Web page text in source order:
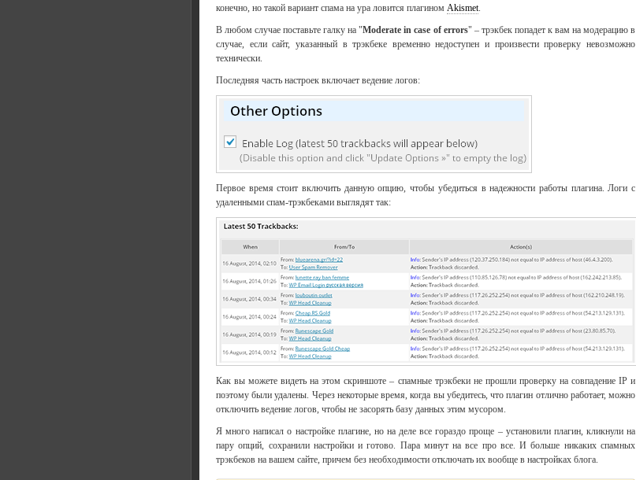
конечно, но такой вариант спама на ура ловится плагином Akismet.
В любом случае поставьте галку на "Moderate in case of errors" – трэкбек попадет к вам на модерацию в
случае, если сайт, указанный в трэкбеке временно недоступен и произвести проверку невозможно
технически.
Последняя часть настроек включает ведение логов:
Первое время стоит включить данную опцию, чтобы убедиться в надежности работы плагина. Логи с
удаленными спам-трэкбеками выглядят так:
Как вы можете видеть на этом скриншоте – спамные трэкбеки не прошли проверку на совпадение IP и
поэтому были удалены. Через некоторые время, когда вы убедитесь, что плагин отлично работает, можно
отключить ведение логов, чтобы не засорять базу данных этим мусором.
Я много написал о настройке плагине, но на деле все гораздо проще – установили плагин, кликнули на
пару опций, сохранили настройки и готово. Пара минут на все про все. И больше никаких спамных
трэкбеков на вашем сайте, причем без необходимости отключать их вообще в настройках блога.